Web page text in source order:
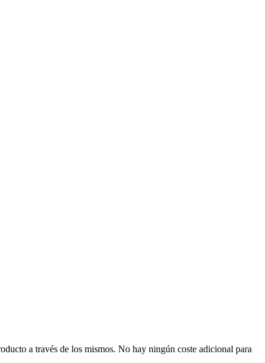
a través de los mismos. No hay ningún coste adicional para